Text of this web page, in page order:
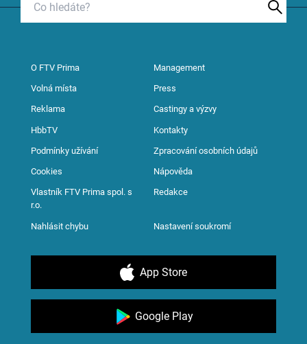
O FTV Prima Management
Volná místa Press
Reklama Castingy a výzvy
HbbTV Kontakty
Podmínky užívání Zpracování osobních údajů
Cookies Nápověda
Vlastník FTV Prima spol. s
r.o.
Redakce
Nahlásit chybu Nastavení soukromí
App Store
Google Play